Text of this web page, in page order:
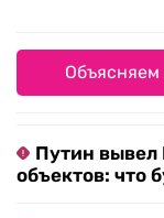
Объясняем
Путин вывел
объектов: что